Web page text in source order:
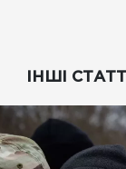
ІНШІ СТАТТІ